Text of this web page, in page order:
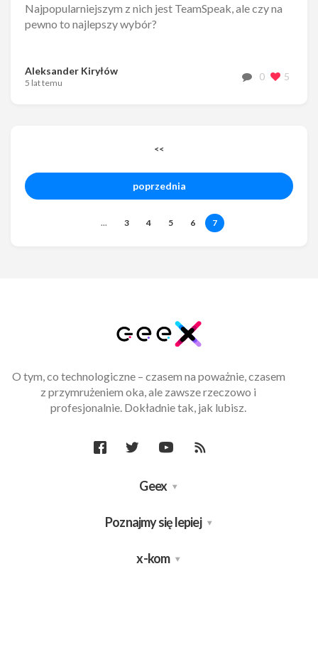
Najpopularniejszym z nich jest TeamSpeak, ale czy na
pewno to najlepszy wybór?
Aleksander Kiryłów
5 lat temu
0 5
<<
poprzednia
... 3 4 5 6 7
O tym, co technologiczne – czasem na poważnie, czasem
z przymrużeniem oka, ale zawsze rzeczowo i
profesjonalnie. Dokładnie tak, jak lubisz.
Geex
Poznajmy się lepiej
x-kom